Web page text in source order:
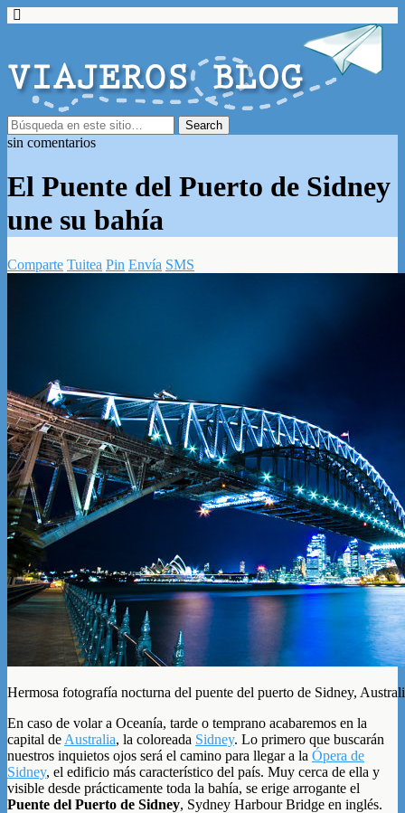
sin comentarios
El Puente del Puerto de Sidney
une su bahía
Comparte Tuitea Pin Envía SMS
Hermosa fotografía nocturna del puente del puerto de Sidney,
En caso de volar a Oceanía, tarde o temprano acabaremos en la
capital de Australia, la coloreada Sidney. Lo primero que buscarán
nuestros inquietos ojos será el camino para llegar a la Ópera de
Sidney, el edificio más característico del país. Muy cerca de ella y
visible desde prácticamente toda la bahía, se erige arrogante el
Puente del Puerto de Sidney, Sydney Harbour Bridge en inglés.